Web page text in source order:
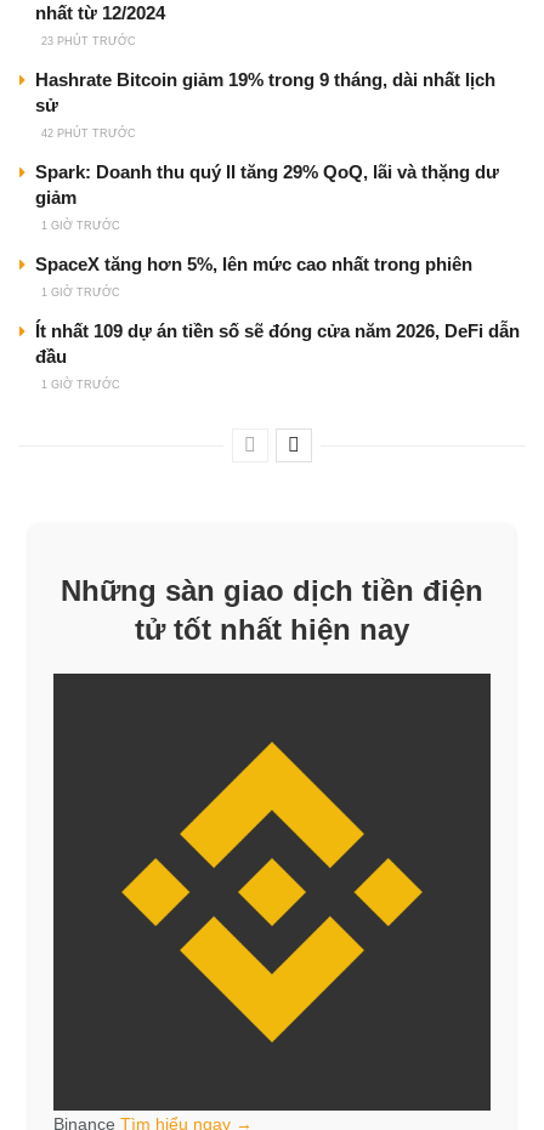
nhất từ 12/2024
23 PHÚT TRƯỚC
Hashrate Bitcoin giảm 19% trong 9 tháng, dài nhất lịch
sử
42 PHÚT TRƯỚC
Spark: Doanh thu quý II tăng 29% QoQ, lãi và thặng dư
giảm
1 GIỜ TRƯỚC
SpaceX tăng hơn 5%, lên mức cao nhất trong phiên
1 GIỜ TRƯỚC
Ít nhất 109 dự án tiền số sẽ đóng cửa năm 2026, DeFi dẫn
đầu
1 GIỜ TRƯỚC
Những sàn giao dịch tiền điện
tử tốt nhất hiện nay
Binance Tìm hiểu ngay →